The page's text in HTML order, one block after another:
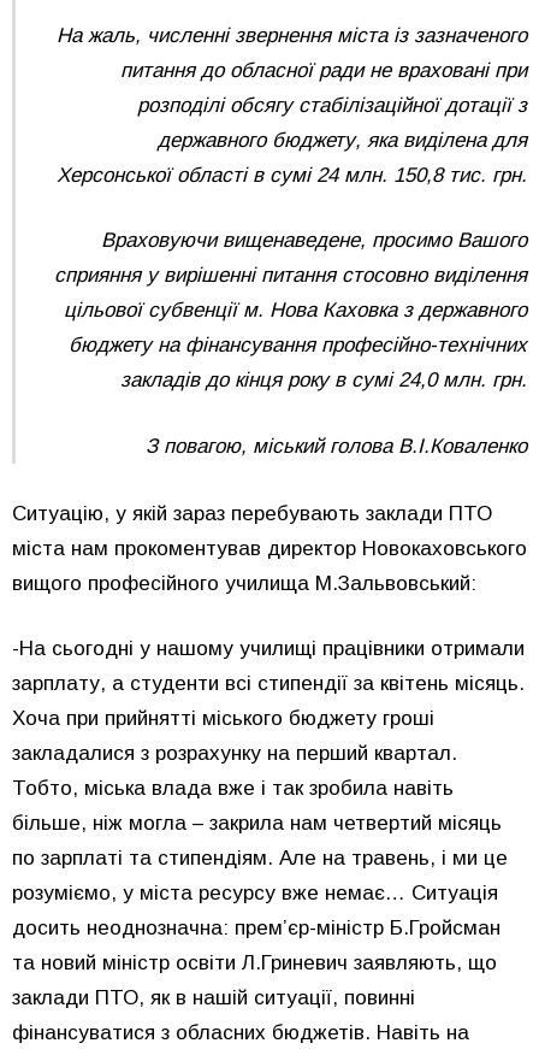
На жаль, численні звернення міста із зазначеного
питання до обласної ради не враховані при
розподілі обсягу стабілізаційної дотації з
державного бюджету, яка виділена для
Херсонської області в сумі 24 млн. 150,8 тис. грн.
Враховуючи вищенаведене, просимо Вашого
сприяння у вирішенні питання стосовно виділення
цільової субвенції м. Нова Каховка з державного
бюджету на фінансування професійно-технічних
закладів до кінця року в сумі 24,0 млн. грн.
З повагою, міський голова В.І.Коваленко
Ситуацію, у якій зараз перебувають заклади ПТО
міста нам прокоментував директор Новокаховського
вищого професійного училища М.Зальвовський:
-На сьогодні у нашому училищі працівники отримали
зарплату, а студенти всі стипендії за квітень місяць.
Хоча при прийнятті міського бюджету гроші
закладалися з розрахунку на перший квартал.
Тобто, міська влада вже і так зробила навіть
більше, ніж могла – закрила нам четвертий місяць
по зарплаті та стипендіям. Але на травень, і ми це
розуміємо, у міста ресурсу вже немає… Ситуація
досить неоднозначна: прем’єр-міністр Б.Гройсман
та новий міністр освіти Л.Гриневич заявляють, що
заклади ПТО, як в нашій ситуації, повинні
фінансуватися з обласних бюджетів. Навіть на